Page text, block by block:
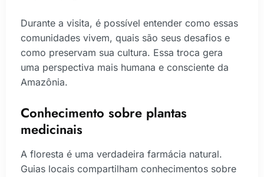
Durante a visita, é possível entender como essas
comunidades vivem, quais são seus desafios e
como preservam sua cultura. Essa troca gera
uma perspectiva mais humana e consciente da
Amazônia.
Conhecimento sobre plantas
medicinais
A floresta é uma verdadeira farmácia natural.
Guias locais compartilham conhecimentos sobre